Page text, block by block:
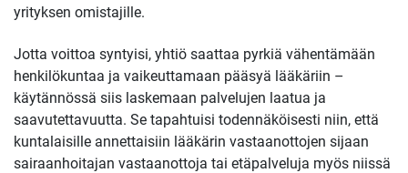
yrityksen omistajille.
Jotta voittoa syntyisi, yhtiö saattaa pyrkiä vähentämään
henkilökuntaa ja vaikeuttamaan pääsyä lääkäriin –
käytännössä siis laskemaan palvelujen laatua ja
saavutettavuutta. Se tapahtuisi todennäköisesti niin, että
kuntalaisille annettaisiin lääkärin vastaanottojen sijaan
sairaanhoitajan vastaanottoja tai etäpalveluja myös niissä